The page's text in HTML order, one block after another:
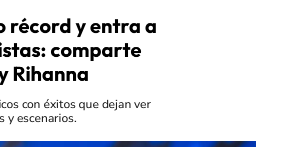
récord y entra a
comparte
Rihanna
con éxitos que dejan ver
y escenarios.